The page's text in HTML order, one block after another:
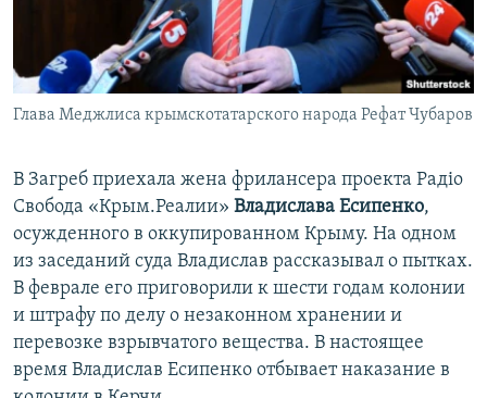
Глава Меджлиса крымскотатарского народа Рефат Чубаров
В Загреб приехала жена фрилансера проекта Радіо
Свобода «Крым.Реалии» Владислава Есипенко,
осужденного в оккупированном Крыму. На одном
из заседаний суда Владислав рассказывал о пытках.
В феврале его приговорили к шести годам колонии
и штрафу по делу о незаконном хранении и
перевозке взрывчатого вещества. В настоящее
время Владислав Есипенко отбывает наказание в